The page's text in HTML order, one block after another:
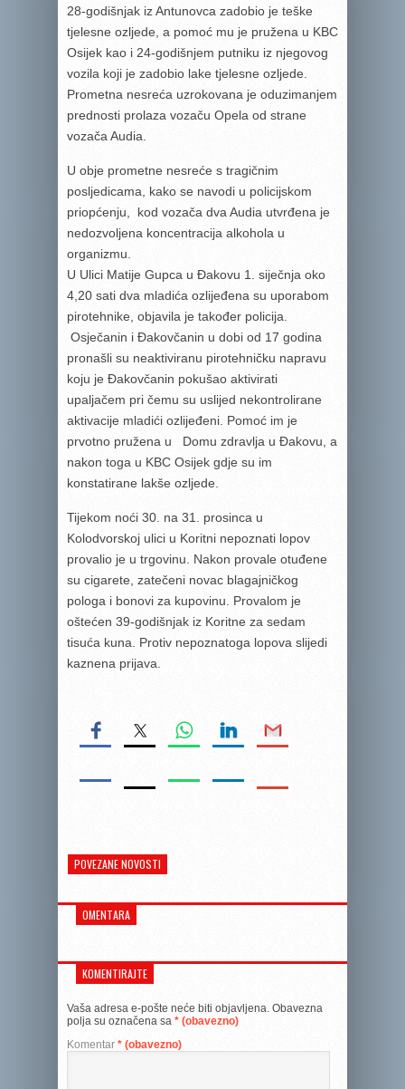
28-godišnjak iz Antunovca zadobio je teške
tjelesne ozljede, a pomoć mu je pružena u KBC
Osijek kao i 24-godišnjem putniku iz njegovog
vozila koji je zadobio lake tjelesne ozljede.
Prometna nesreća uzrokovana je oduzimanjem
prednosti prolaza vozaču Opela od strane
vozača Audia.
U obje prometne nesreće s tragičnim
posljedicama, kako se navodi u policijskom
priopćenju, kod vozača dva Audia utvrđena je
nedozvoljena koncentracija alkohola u
organizmu.
U Ulici Matije Gupca u Đakovu 1. siječnja oko
4,20 sati dva mladića ozlijeđena su uporabom
pirotehnike, objavila je također policija.
Osječanin i Đakovčanin u dobi od 17 godina
pronašli su neaktiviranu pirotehničku napravu
koju je Đakovčanin pokušao aktivirati
upaljačem pri čemu su uslijed nekontrolirane
aktivacije mladići ozlijeđeni. Pomoć im je
prvotno pružena u Domu zdravlja u Đakovu, a
nakon toga u KBC Osijek gdje su im
konstatirane lakše ozljede.
Tijekom noći 30. na 31. prosinca u
Kolodvorskoj ulici u Koritni nepoznati lopov
provalio je u trgovinu. Nakon provale otuđene
su cigarete, zatečeni novac blagajničkog
pologa i bonovi za kupovinu. Provalom je
oštećen 39-godišnjak iz Koritne za sedam
tisuća kuna. Protiv nepoznatoga lopova slijedi
kaznena prijava.
POVEZANE NOVOSTI
OMENTARA
KOMENTIRAJTE
Vaša adresa e-pošte neće biti objavljena. Obavezna
polja su označena sa * (obavezno)
Komentar * (obavezno)